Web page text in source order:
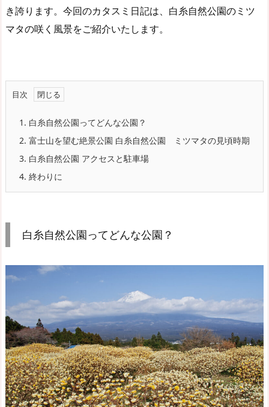
き誇ります。今回のカタスミ日記は、白糸自然公園のミツ
マタの咲く風景をご紹介いたします。
目次
1. 白糸自然公園ってどんな公園？
2. 富士山を望む絶景公園 白糸自然公園 ミツマタの見頃時期
3. 白糸自然公園 アクセスと駐車場
4. 終わりに
白糸自然公園ってどんな公園？